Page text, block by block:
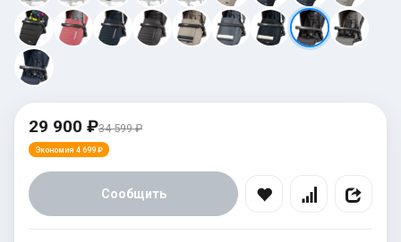
29 900 ₽34 599 ₽
Экономия 4 699 ₽
Сообщить